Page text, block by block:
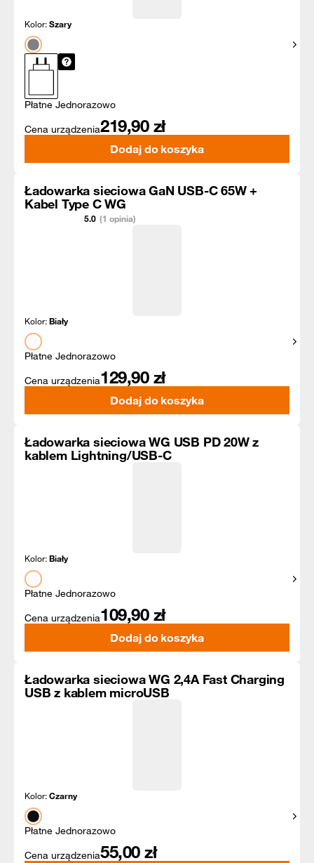
Kolor:Szary
Płatne Jednorazowo
Cena urządzenia219,90 zł
Dodaj do koszyka
Ładowarka sieciowa GaN USB-C 65W +
Kabel Type C WG
5.0 (1 opinia)
Kolor:Biały
Płatne Jednorazowo
Cena urządzenia129,90 zł
Dodaj do koszyka
Ładowarka sieciowa WG USB PD 20W z
kablem Lightning/USB-C
Kolor:Biały
Płatne Jednorazowo
Cena urządzenia109,90 zł
Dodaj do koszyka
Ładowarka sieciowa WG 2,4A Fast Charging
USB z kablem microUSB
Kolor:Czarny
Płatne Jednorazowo
Cena urządzenia55,00 zł